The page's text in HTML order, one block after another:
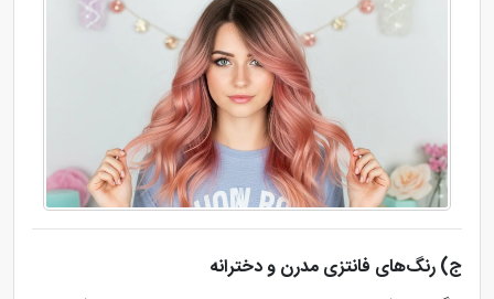
ج) رنگ‌های فانتزی مدرن و دخترانه